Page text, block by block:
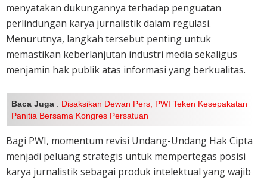
menyatakan dukungannya terhadap penguatan
perlindungan karya jurnalistik dalam regulasi.
Menurutnya, langkah tersebut penting untuk
memastikan keberlanjutan industri media sekaligus
menjamin hak publik atas informasi yang berkualitas.
Baca Juga : Disaksikan Dewan Pers, PWI Teken Kesepakatan
Panitia Bersama Kongres Persatuan
Bagi PWI, momentum revisi Undang-Undang Hak Cipta
menjadi peluang strategis untuk mempertegas posisi
karya jurnalistik sebagai produk intelektual yang wajib